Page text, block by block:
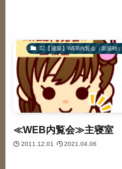
32【建築】WEB内覧会（新築時）
≪WEB内覧会≫主寝室
2011.12.01 2021.04.06